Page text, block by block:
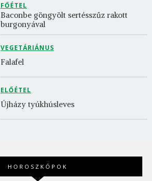
FŐÉTEL
Baconbe göngyölt sertésszűz rakott
burgonyával
VEGETÁRIÁNUS
Falafel
ELŐÉTEL
Újházy tyúkhúsleves
HOROSZKÓPOK